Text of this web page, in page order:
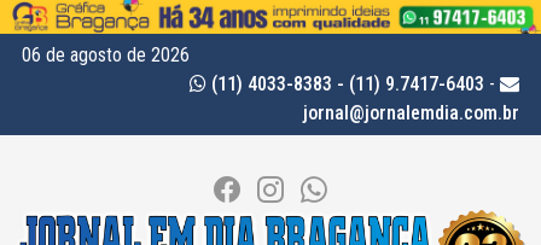
06 de agosto de 2026
(11) 4033-8383 - (11) 9.7417-6403 -
jornal@jornalemdia.com.br